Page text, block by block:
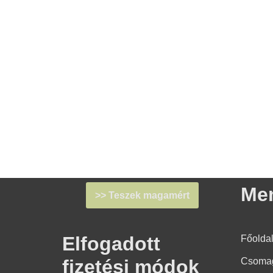
>> Teszek magamért
Elfogadott
fizetési módok​
Főoldal